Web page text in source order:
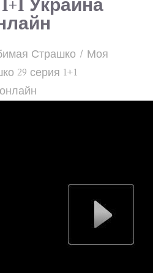
Украина
Страшко / Моя
29 серия 1+1